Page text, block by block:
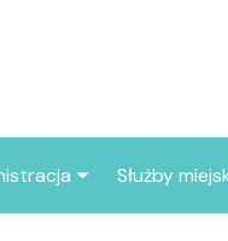
Służby